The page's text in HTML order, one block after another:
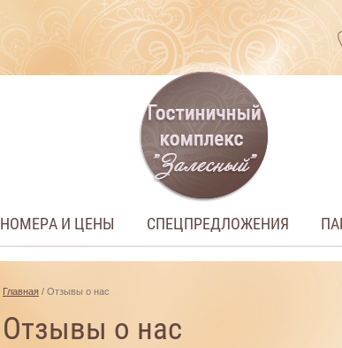
НОМЕРА И ЦЕНЫ СПЕЦПРЕДЛОЖЕНИЯ
Главная / Отзывы о нас
Отзывы о нас